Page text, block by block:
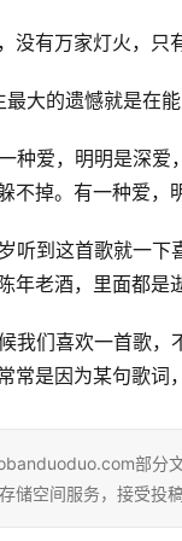
没有万家灯火，只
大的遗憾就是在
种爱，明明是深
不掉。有一种爱，
听到这首歌就一
年老酒，里面都是
我们喜欢一首歌
常是因为某句歌词
部分
储空间服务，接受投